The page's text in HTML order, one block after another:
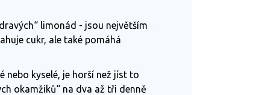
limonád - jsou největším
cukr, ale také pomáhá
nebo kyselé, je horší než jíst to
okamžiků“ na dva až tři denně